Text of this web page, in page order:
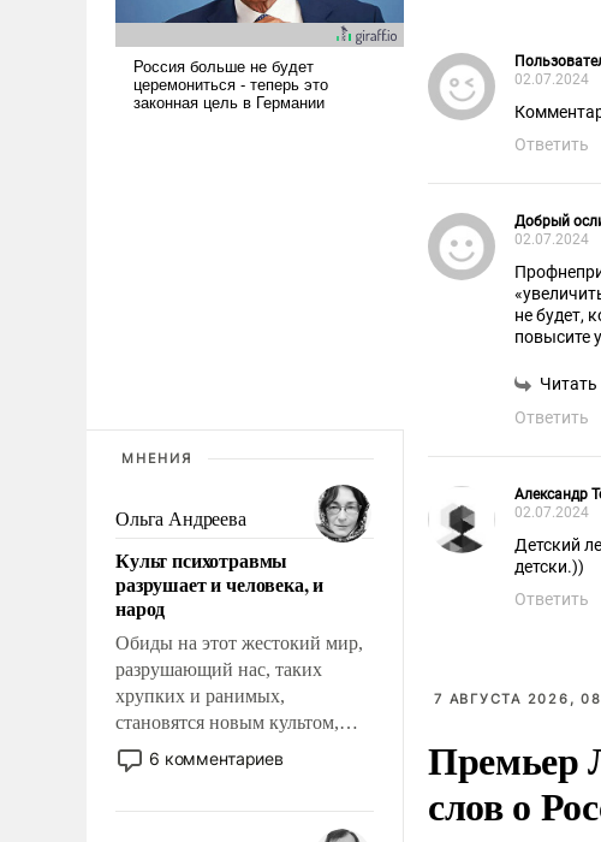
МНЕНИЯ
Ольга Андреева
Культ психотравмы
разрушает и человека, и
народ
Обиды на этот жестокий мир,
разрушающий нас, таких
хрупких и ранимых,
становятся новым культом,
постепенно вытесняя и
отменяя традиционное
мужественным и твердым под
6 комментариев
02.07.2024
Ответить
Добрый
02.07.2024
не будет,
повысите
Ответить
Александр
02.07.2024
Детский
детски.))
Ответить
7 АВГУСТА 2026,
Премьер
слов о